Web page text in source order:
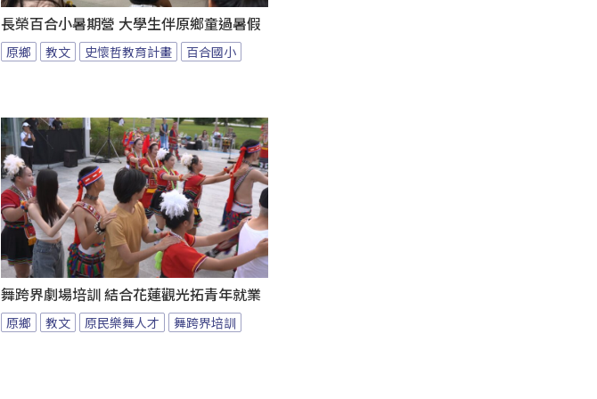
長榮百合小暑期營 大學生伴原鄉童過暑假
原鄉 教文 史懷哲教育計畫 百合國小
舞跨界劇場培訓 結合花蓮觀光拓青年就業
原鄉 教文 原民樂舞人才 舞跨界培訓